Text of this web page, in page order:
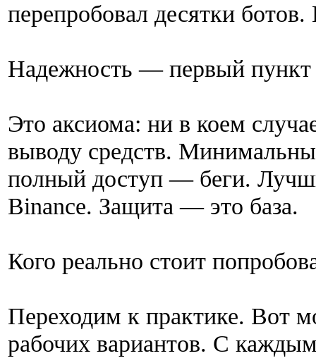
перепробовал десятки
Надежность — первый пункт
Это аксиома: ни в коем
выводу средств.
полный доступ — беги.
Binance. Защита — это база.
Кого реально стоит
Переходим к практике. Вот
рабочих вариантов. С